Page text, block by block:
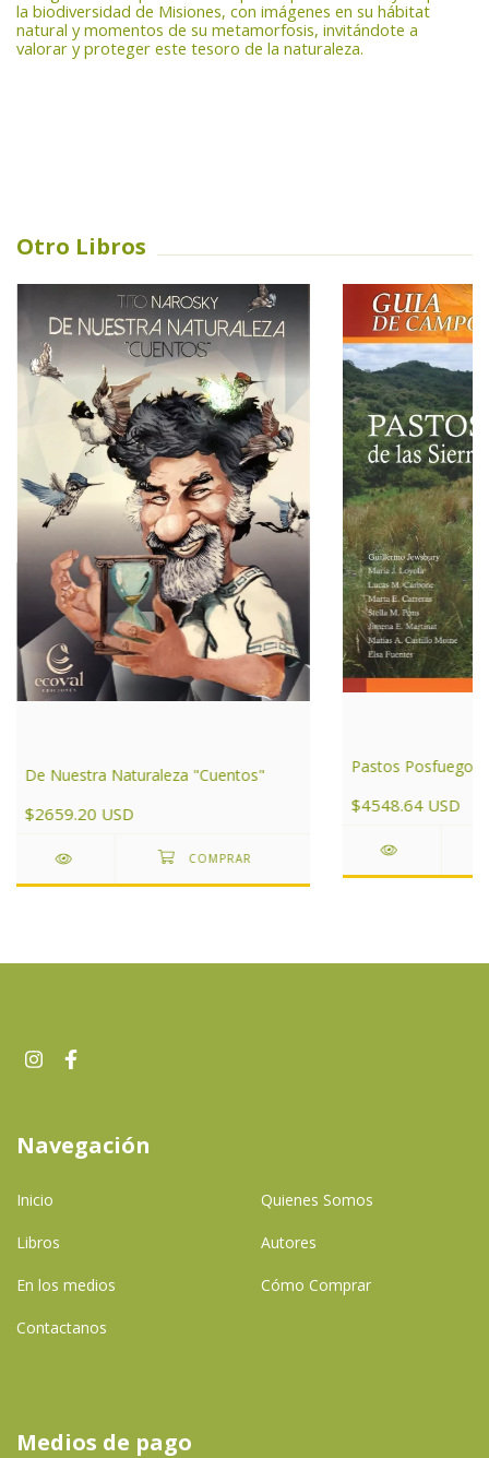
la biodiversidad de Misiones, con imágenes en su hábitat
natural y momentos de su metamorfosis, invitándote a
valorar y proteger este tesoro de la naturaleza.
Otro Libros
De Nuestra Naturaleza "Cuentos"
$2659.20 USD
Pastos Posfuego
$4548.64 USD
Navegación
Inicio Quienes Somos
Libros Autores
En los medios Cómo Comprar
Contactanos
Medios de pago